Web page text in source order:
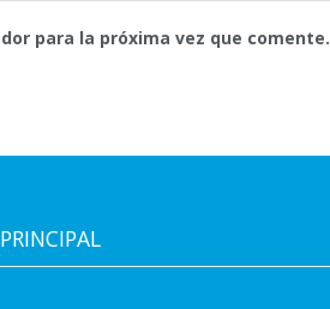
para la próxima vez que comente.